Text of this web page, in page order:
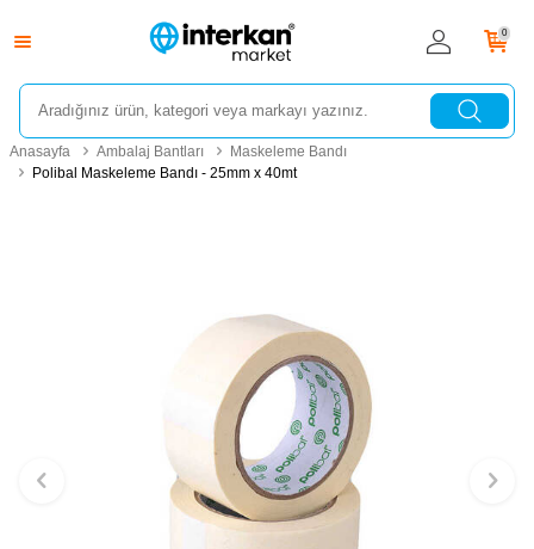
0
Anasayfa Ambalaj Bantları
Maskeleme Bandı
Polibal Maskeleme Bandı - 25mm x 40mt